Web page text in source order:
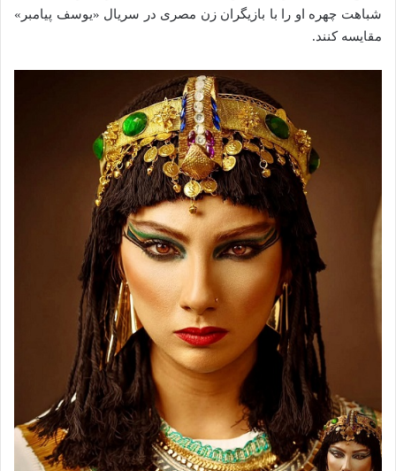
شباهت چهره او را با بازیگران زن مصری در سریال «یوسف پیامبر»
مقایسه کنند.